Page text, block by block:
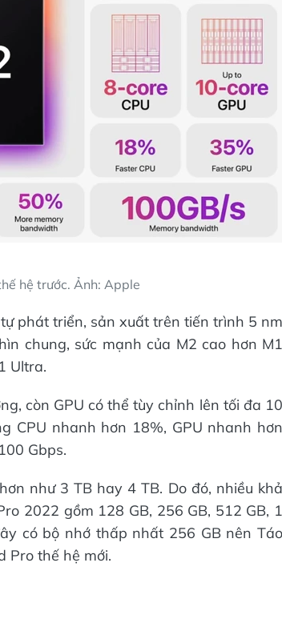
hệ trước. Ảnh: Apple
phát triển, sản xuất trên tiến trình 5 nm
chung, sức mạnh của M2 cao hơn M1
Ultra.
còn GPU có thể tùy chỉnh lên tối đa 10
CPU nhanh hơn 18%, GPU nhanh hơn
Gbps.
như 3 TB hay 4 TB. Do đó, nhiều khả
2022 gồm 128 GB, 256 GB, 512 GB, 1
có bộ nhớ thấp nhất 256 GB nên Táo
Pro thế hệ mới.